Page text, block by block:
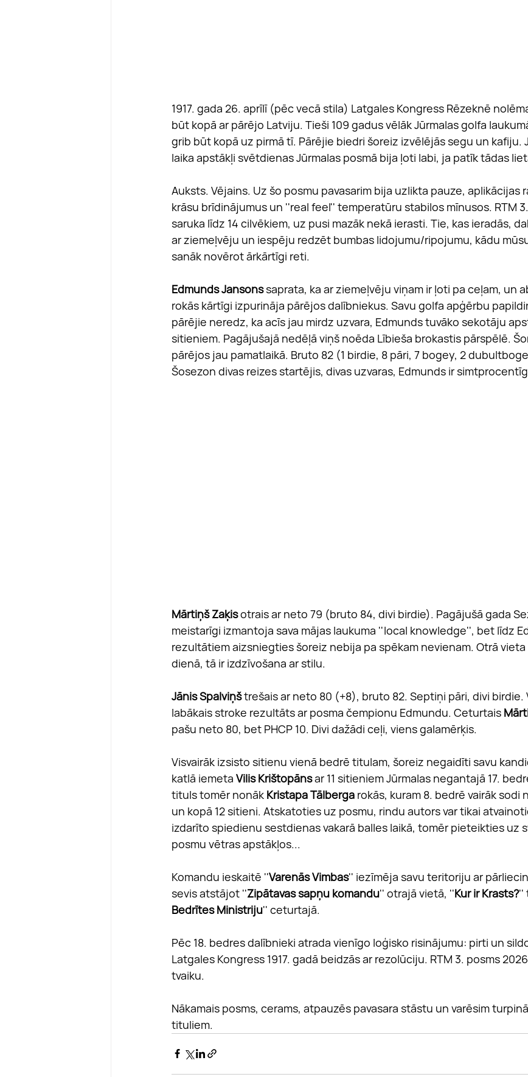
1917. gada 26. aprīlī (pēc vecā stila) Latgales Kongress Rēzeknē
būt kopā ar pārējo Latviju. Tieši 109 gadus vēlāk Jūrmalas golfa
grib būt kopā uz pirmā tī. Pārējie biedri šoreiz izvēlējās segu un kafiju.
laika apstākļi svētdienas Jūrmalas posmā bija ļoti labi, ja patīk tādas
Auksts. Vējains. Uz šo posmu pavasarim bija uzlikta pauze, aplikācijas
krāsu brīdinājumus un ''real feel'' temperatūru stabilos mīnusos. RTM
saruka līdz 14 cilvēkiem, uz pusi mazāk nekā ierasti. Tie, kas ieradās,
ar ziemeļvēju un iespēju redzēt bumbas lidojumu/ripojumu, kādu
sanāk novērot ārkārtīgi reti.
Edmunds Jansons saprata, ka ar ziemeļvēju viņam ir ļoti pa ceļam, un
rokās kārtīgi izpurināja pārējos dalībniekus. Savu golfa apģērbu
pārējie neredz, ka acīs jau mirdz uzvara, Edmunds tuvāko sekotāju
sitieniem. Pagājušajā nedēļā viņš noēda Lībieša brokastis pārspēlē.
pārējos jau pamatlaikā. Bruto 82 (1 birdie, 8 pāri, 7 bogey, 2
Šosezon divas reizes startējis, divas uzvaras, Edmunds ir
Mārtiņš Zaķis otrais ar neto 79 (bruto 84, divi birdie). Pagājušā gada
meistarīgi izmantoja sava mājas laukuma ''local knowledge'', bet līdz
rezultātiem aizsniegties šoreiz nebija pa spēkam nevienam. Otrā vieta
dienā, tā ir izdzīvošana ar stilu.
Jānis Spalviņš trešais ar neto 80 (+8), bruto 82. Septiņi pāri, divi birdie.
labākais stroke rezultāts ar posma čempionu Edmundu. Ceturtais
pašu neto 80, bet PHCP 10. Divi dažādi ceļi, viens galamērķis.
Visvairāk izsisto sitienu vienā bedrē titulam, šoreiz negaidīti savu
katlā iemeta Vilis Krištopāns ar 11 sitieniem Jūrmalas negantajā 17.
tituls tomēr nonāk Kristapa Tālberga rokās, kuram 8. bedrē vairāk sodi
un kopā 12 sitieni. Atskatoties uz posmu, rindu autors var tikai
izdarīto spiedienu sestdienas vakarā balles laikā, tomēr pieteikties uz
posmu vētras apstākļos...
Komandu ieskaitē ''Varenās Vimbas'' iezīmēja savu teritoriju ar
sevis atstājot ''Zipātavas sapņu komandu'' otrajā vietā, ''Kur ir Krasts?''
Bedrītes Ministriju'' ceturtajā.
Pēc 18. bedres dalībnieki atrada vienīgo loģisko risinājumu: pirti un
Latgales Kongress 1917. gadā beidzās ar rezolūciju. RTM 3. posms
tvaiku.
Nākamais posms, cerams, atpauzēs pavasara stāstu un varēsim
tituliem.